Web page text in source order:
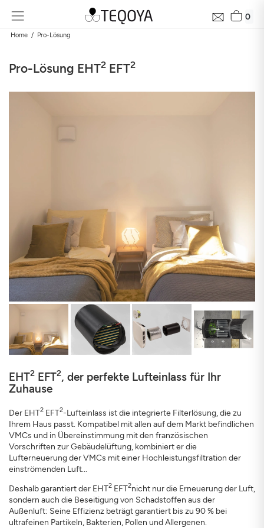
0
Home Pro-Lösung
Pro-Lösung EHT2 EFT2
EHT2 EFT2, der perfekte Lufteinlass für Ihr
Zuhause
Der EHT2 EFT2-Lufteinlass ist die integrierte Filterlösung, die zu
Ihrem Haus passt. Kompatibel mit allen auf dem Markt befindlichen
VMCs und in Übereinstimmung mit den französischen
Vorschriften zur Gebäudelüftung, kombiniert er die
Lufterneuerung der VMCs mit einer Hochleistungsfiltration der
einströmenden Luft...
Deshalb garantiert der EHT2 EFT2nicht nur die Erneuerung der Luft,
sondern auch die Beseitigung von Schadstoffen aus der
Außenluft: Seine Effizienz beträgt garantiert bis zu 90 % bei
ultrafeinen Partikeln, Bakterien, Pollen und Allergenen.